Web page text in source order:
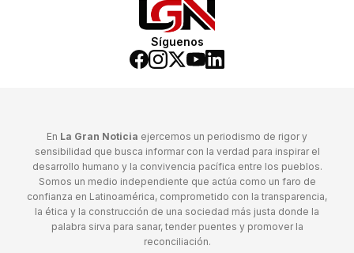
Síguenos
En La Gran Noticia ejercemos un periodismo de rigor y
sensibilidad que busca informar con la verdad para inspirar el
desarrollo humano y la convivencia pacífica entre los pueblos.
Somos un medio independiente que actúa como un faro de
confianza en Latinoamérica, comprometido con la transparencia,
la ética y la construcción de una sociedad más justa donde la
palabra sirva para sanar, tender puentes y promover la
reconciliación.